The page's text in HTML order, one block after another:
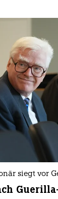
siegt vor